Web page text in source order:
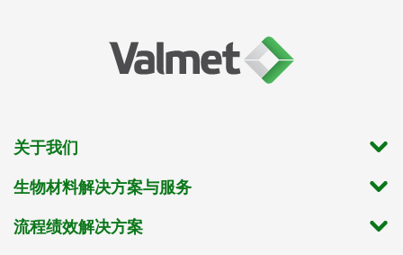
关于我们
生物材料解决方案与服务
流程绩效解决方案